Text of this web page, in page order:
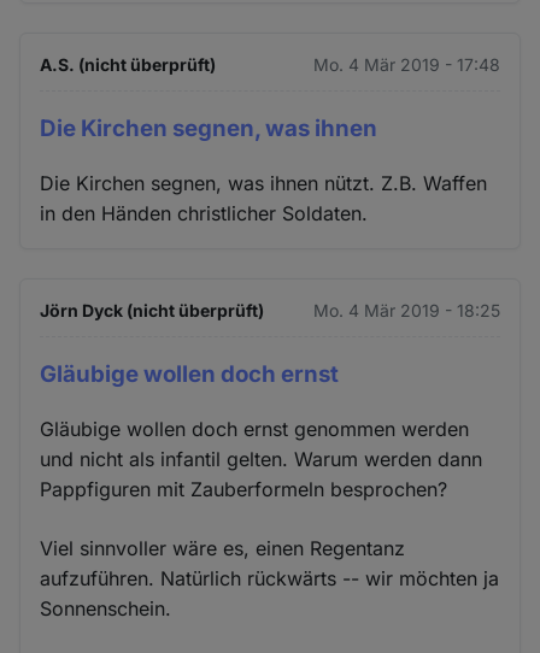
A.S. (nicht überprüft) Mo. 4 Mär 2019 - 17:48
Die Kirchen segnen, was ihnen
Die Kirchen segnen, was ihnen nützt. Z.B. Waffen
in den Händen christlicher Soldaten.
Jörn Dyck (nicht überprüft) Mo. 4 Mär 2019 - 18:25
Gläubige wollen doch ernst
Gläubige wollen doch ernst genommen werden
und nicht als infantil gelten. Warum werden dann
Pappfiguren mit Zauberformeln besprochen?
Viel sinnvoller wäre es, einen Regentanz
aufzuführen. Natürlich rückwärts -- wir möchten ja
Sonnenschein.